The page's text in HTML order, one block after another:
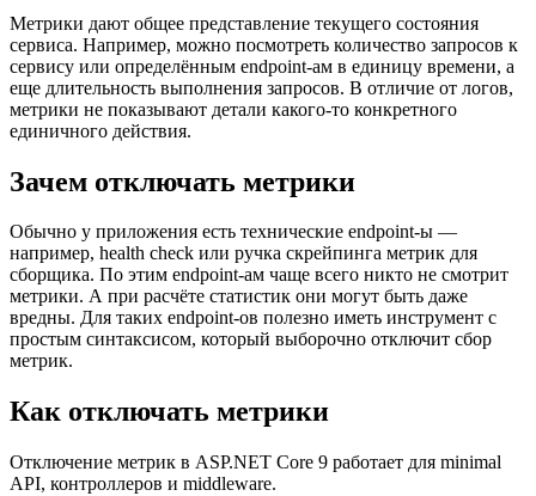
Метрики дают общее представление текущего состояния
сервиса. Например, можно посмотреть количество запросов к
сервису или определённым endpoint-ам в единицу времени, а
еще длительность выполнения запросов. В отличие от логов,
метрики не показывают детали какого-то конкретного
единичного действия.
Зачем отключать метрики
Обычно у приложения есть технические endpoint-ы —
например, health check или ручка скрейпинга метрик для
сборщика. По этим endpoint-ам чаще всего никто не смотрит
метрики. А при расчёте статистик они могут быть даже
вредны. Для таких endpoint-ов полезно иметь инструмент с
простым синтаксисом, который выборочно отключит сбор
метрик.
Как отключать метрики
Отключение метрик в ASP.NET Core 9 работает для minimal
API, контроллеров и middleware.